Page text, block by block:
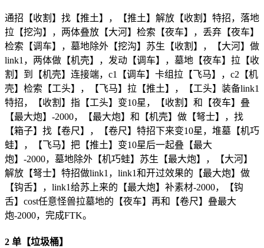
通招【收割】找【推土】，【推土】解放【收割】特招，落地
拉【挖沟】，两体叠放【大河】检索【夜车】，丢弃【夜车】
检索【调车】，墓地除外【挖沟】苏生【收割】，【大河】做
link1，两体做【机壳】，发动【调车】，墓地【夜车】拉【收
割】到【机壳】连接端，c1【调车】卡组拉【飞马】，c2【机
壳】检索【工头】，【飞马】拉【推土】，【工头】装备link1
特招，【收割】指【工头】变10星，【收割】和【夜车】叠
【最大炮】-2000，【最大炮】和【机壳】做【弩士】，找
【箱子】找【卷尺】，【卷尺】特招下来变10星，堆墓【机巧
蛙】，【飞马】把【推土】变10星后一起叠【最大
炮】-2000，墓地除外【机巧蛙】苏生【最大炮】，【大河】
解放【弩士】特招做link1，link1和开过效果的【最大炮】做
【钩舌】，link1给苏上来的【最大炮】补素材-2000，【钩
舌】cost任意怪兽拉墓地的【夜车】再和【卷尺】叠最大
炮-2000，完成FTK。
2 单【垃圾桶】